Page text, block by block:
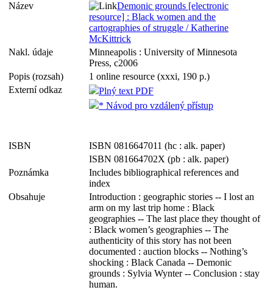
Název
Demonic grounds [electronic
resource] : Black women and the
cartographies of struggle / Katherine
McKittrick
Nakl. údaje
Minneapolis : University of Minnesota
Press, c2006
Popis (rozsah)
1 online resource (xxxi, 190 p.)
Externí odkaz
Plný text PDF
* Návod pro vzdálený přístup
ISBN
ISBN 0816647011 (hc : alk. paper)
ISBN 081664702X (pb : alk. paper)
Poznámka
Includes bibliographical references and
index
Obsahuje
Introduction : geographic stories -- I lost an
arm on my last trip home : Black
geographies -- The last place they thought of
: Black women’s geographies -- The
authenticity of this story has not been
documented : auction blocks -- Nothing’s
shocking : Black Canada -- Demonic
grounds : Sylvia Wynter -- Conclusion : stay
human.